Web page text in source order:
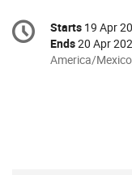
Conference
information
Date/
Starts 19 Apr
Ends20 Apr
All
America/